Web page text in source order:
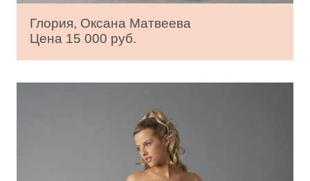
Глория, Оксана Матвеева
Цена 15 000 руб.